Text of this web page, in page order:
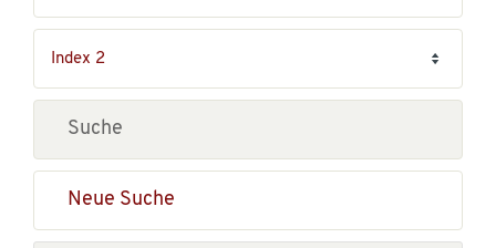
Neue Suche